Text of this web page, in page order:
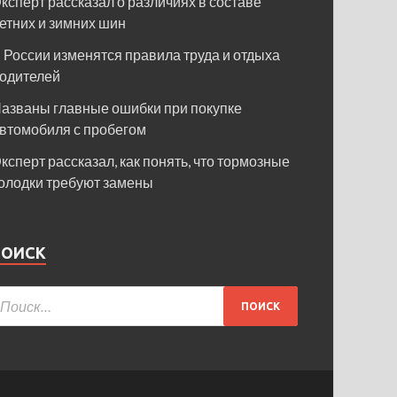
и зимних шин
России изменятся правила труда и отдыха
главные ошибки при покупке
с пробегом
рассказал, как понять, что тормозные
требуют замены